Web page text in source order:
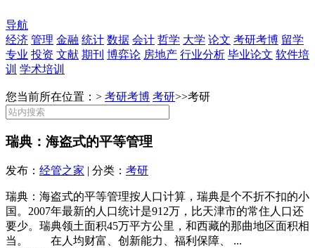
导航
经济 管理 金融 统计 数据 会计 哲学 大学 论文 考研考博 留学
专业 投资 文献 期刊 博弈论 房地产 行业分析 毕业论文 软件培
训 学术培训
您当前所在位置：> 考研考博 考研>>考研
瑞典：海盗式的平等管理
发布： 经管之家 | 分类： 考研
瑞典：海盗式的平等管理按人口计算，瑞典是个不折不扣的小
国。2007年最新的人口统计是912万，比天津市的常住人口还
要少。瑞典领土面积45万平方公里，和西藏的那曲地区面积相
当。 在人均财富、创新能力、福利保障、 ...